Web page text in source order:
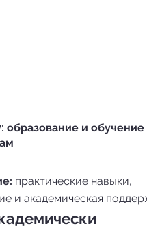
образование и обучение
практические навыки,
и академическая